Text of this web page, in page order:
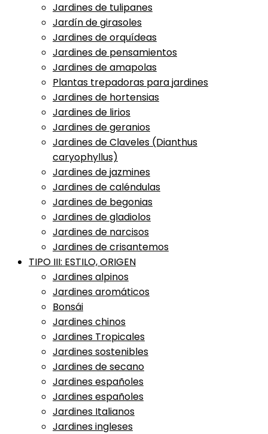
Jardines de tulipanes
Jardín de girasoles
Jardines de orquídeas
Jardines de pensamientos
Jardines de amapolas
Plantas trepadoras para jardines
Jardines de hortensias
Jardines de lirios
Jardines de geranios
Jardines de Claveles (Dianthus
caryophyllus)
Jardines de jazmines
Jardines de caléndulas
Jardines de begonias
Jardines de gladiolos
Jardines de narcisos
Jardines de crisantemos
TIPO III: ESTILO, ORIGEN
Jardines alpinos
Jardines aromáticos
Bonsái
Jardines chinos
Jardines Tropicales
Jardines sostenibles
Jardines de secano
Jardines españoles
Jardines españoles
Jardines Italianos
Jardines ingleses